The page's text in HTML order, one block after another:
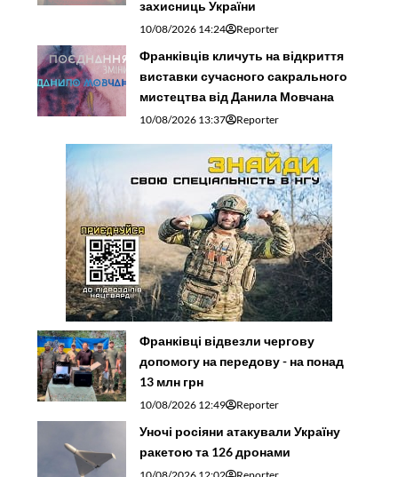
захисниць України
10/08/2026 14:24 Reporter
Франківців кличуть на відкриття
виставки сучасного сакрального
мистецтва від Данила Мовчана
10/08/2026 13:37 Reporter
Франківці відвезли чергову
допомогу на передову - на понад
13 млн грн
10/08/2026 12:49 Reporter
Уночі росіяни атакували Україну
ракетою та 126 дронами